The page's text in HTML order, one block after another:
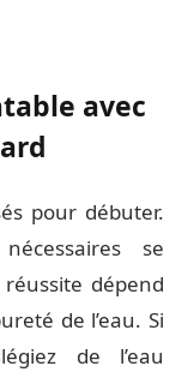
avec
pour débuter.
se
dépend
de l’eau. Si
de l’eau